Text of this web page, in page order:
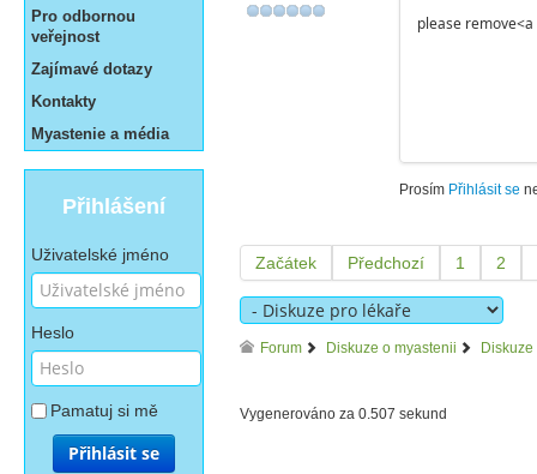
Pro odbornou
veřejnost
Zajímavé dotazy
Kontakty
Myastenie a média
Přihlášení
Uživatelské jméno
Heslo
Pamatuj si mě
Přihlásit se
please
Prosím Přihlásit se
Začátek Předchozí 1 2
Forum Diskuze o myastenii
Vygenerováno za 0.507 sekund